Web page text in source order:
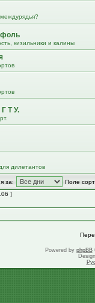
кизильники и калины
Т У.
дилетантов
за:
Поле
]
Powered by phpBB